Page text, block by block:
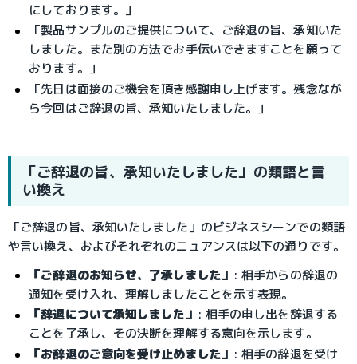
にしております。」
「製品サンプルのご提供について、ご辞退の旨、承知いた
しました。また別の方法でお手伝いできますことを願って
おります。」
「先日は面接のご機会を頂き感謝申し上げます。残念なが
ら今回はご辞退の旨、承知いたしました。」
「ご辞退の旨、承知いたしました」の類語と言
い換え
「ご辞退の旨、承知いたしました」のビジネスシーンでの類語
や言い換え、およびそれぞれのニュアンスは以下の通りです。
「ご辞退のお知らせ、了承しました」 : 相手からの辞退の
通知を受け入れ、理解しましたことを示す表現。
「辞退について承知しました」 : 相手の申し出を辞退する
ことを了承し、その決断を理解する意向を示します。
「お辞退のご意向を受け止めました」 : 相手の辞退を受け